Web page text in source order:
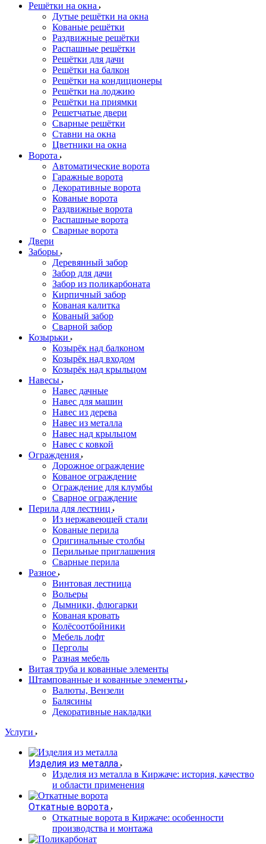
Решётки на окна
Дутые решётки на окна
Кованые решётки
Раздвижные решётки
Распашные решётки
Решётки для дачи
Решётки на балкон
Решётки на кондиционеры
Решётки на лоджию
Решётки на приямки
Решетчатые двери
Сварные решётки
Ставни на окна
Цветники на окна
Ворота
Автоматические ворота
Гаражные ворота
Декоративные ворота
Кованые ворота
Раздвижные ворота
Распашные ворота
Сварные ворота
Двери
Заборы
Деревянный забор
Забор для дачи
Забор из поликарбоната
Кирпичный забор
Кованая калитка
Кованый забор
Сварной забор
Козырьки
Козырёк над балконом
Козырёк над входом
Козырёк над крыльцом
Навесы
Навес дачные
Навес для машин
Навес из дерева
Навес из металла
Навес над крыльцом
Навес с ковкой
Ограждения
Дорожное ограждение
Кованое ограждение
Ограждение для клумбы
Сварное ограждение
Перила для лестниц
Из нержавеющей стали
Кованые перила
Оригинальные столбы
Перильные приглашения
Сварные перила
Разное
Винтовая лестница
Вольеры
Дымники, флюгарки
Кованая кровать
Колёсоотбойники
Мебель лофт
Перголы
Разная мебель
Витая труба и кованные элементы
Штампованные и кованные элементы
Валюты, Вензели
Балясины
Декоративные накладки
Услуги
Изделия из металла
Изделия из металла в Киржаче: история, качество
и области применения
Откатные ворота
Откатные ворота в Киржаче: особенности
производства и монтажа